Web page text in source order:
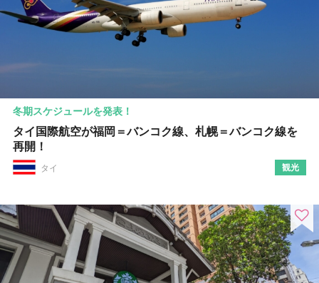
冬期スケジュールを発表！
タイ国際航空が福岡＝バンコク線、札幌＝バンコク線を
再開！
タイ 観光